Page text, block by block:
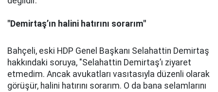
"Demirtaş’ın halini hatırını sorarım"
Bahçeli, eski HDP Genel Başkanı Selahattin Demirtaş
hakkındaki soruya, "Selahattin Demirtaş’ı ziyaret
etmedim. Ancak avukatları vasıtasıyla düzenli olarak
görüşür, halini hatırını sorarım. O da bana selamlarını